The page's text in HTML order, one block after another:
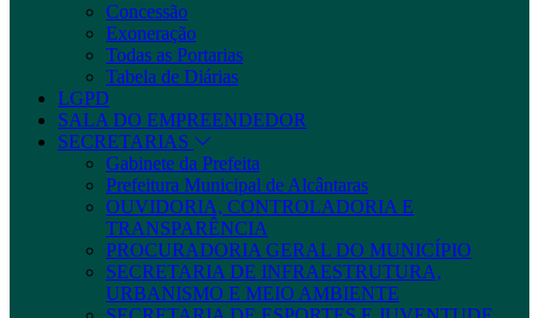
Concessão
Exoneração
Todas as Portarias
Tabela de Diárias
LGPD
SALA DO EMPREENDEDOR
SECRETARIAS
Gabinete da Prefeita
Prefeitura Municipal de Alcântaras
OUVIDORIA, CONTROLADORIA E
TRANSPARÊNCIA
PROCURADORIA GERAL DO MUNICÍPIO
SECRETARIA DE INFRAESTRUTURA,
URBANISMO E MEIO AMBIENTE